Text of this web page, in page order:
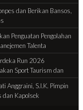
dan Berikan Bansos,
Penguatan Pengolahan
Talenta
Run 2026
Sport Taurism dan
Anggraini, S.I.K. Pimpin
dan Kapolsek